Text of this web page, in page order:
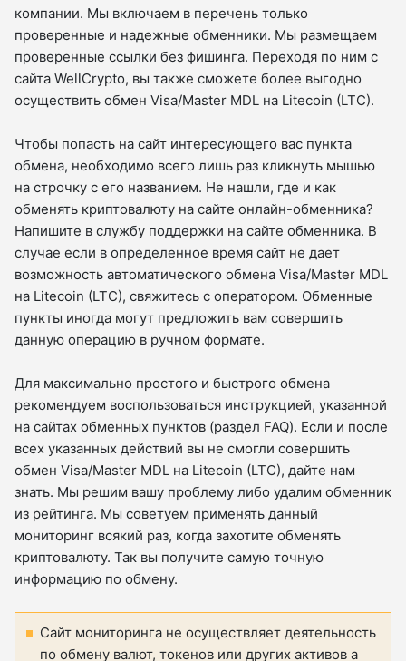
компании. Мы включаем в перечень только
проверенные и надежные обменники. Мы размещаем
проверенные ссылки без фишинга. Переходя по ним с
сайта WellCrypto, вы также сможете более выгодно
осуществить обмен Visa/Master MDL на Litecoin (LTC).
Чтобы попасть на сайт интересующего вас пункта
обмена, необходимо всего лишь раз кликнуть мышью
на строчку с его названием. Не нашли, где и как
обменять криптовалюту на сайте онлайн-обменника?
Напишите в службу поддержки на сайте обменника. В
случае если в определенное время сайт не дает
возможность автоматического обмена Visa/Master MDL
на Litecoin (LTC), свяжитесь с оператором. Обменные
пункты иногда могут предложить вам совершить
данную операцию в ручном формате.
Для максимально простого и быстрого обмена
рекомендуем воспользоваться инструкцией, указанной
на сайтах обменных пунктов (раздел FAQ). Если и после
всех указанных действий вы не смогли совершить
обмен Visa/Master MDL на Litecoin (LTC), дайте нам
знать. Мы решим вашу проблему либо удалим обменник
из рейтинга. Мы советуем применять данный
мониторинг всякий раз, когда захотите обменять
криптовалюту. Так вы получите самую точную
информацию по обмену.
Сайт мониторинга не осуществляет деятельность
по обмену валют, токенов или других активов а